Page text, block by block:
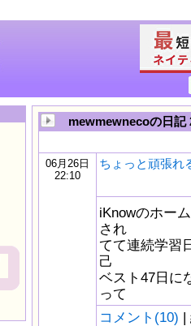
mewmewnecoの日記
06月26日
22:10
ちょっと頑張れ
iKnowのホー
され
てて連続学習
己
ベスト47日に
って
コメント(10) |